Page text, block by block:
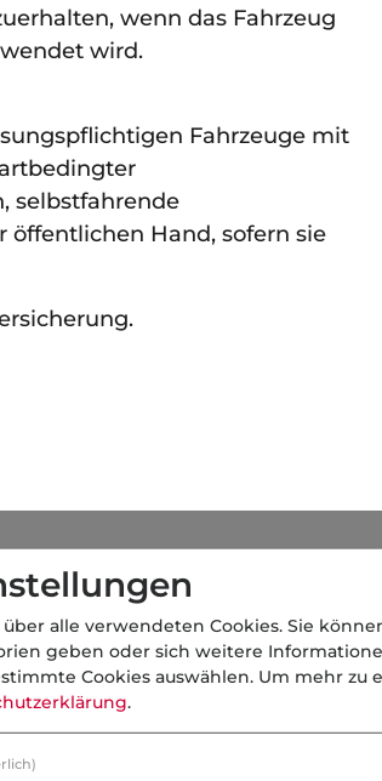
wenn das Fahrzeug
wird.
Fahrzeuge mit
selbstfahrende
öffentlichen Hand, sofern sie
alle verwendeten Cookies. Sie
geben oder sich weitere
Cookies auswählen. Um mehr zu
.